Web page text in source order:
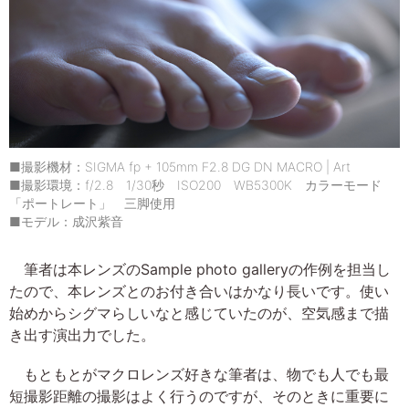
■撮影機材：SIGMA fp + 105mm F2.8 DG DN MACRO | Art
■撮影環境：f/2.8 1/30秒 ISO200 WB5300K カラーモード
「ポートレート」 三脚使用
■モデル：成沢紫音
筆者は本レンズのSample photo galleryの作例を担当し
たので、本レンズとのお付き合いはかなり長いです。使い
始めからシグマらしいなと感じていたのが、空気感まで描
き出す演出力でした。
もともとがマクロレンズ好きな筆者は、物でも人でも最
短撮影距離の撮影はよく行うのですが、そのときに重要に